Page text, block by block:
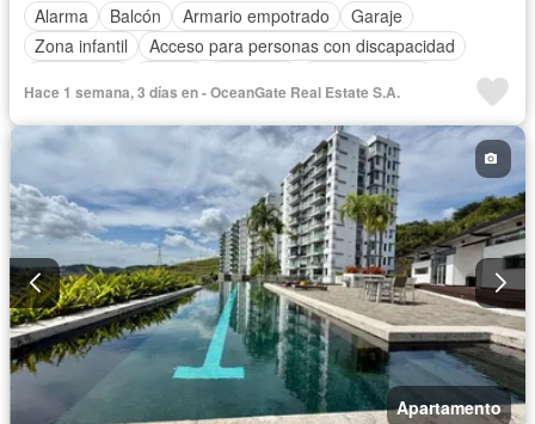
Alarma
Balcón Armario empotrado
Garaje
Zona infantil
Acceso para personas con discapacidad
Ascensor
Gas natural Vista panorámica
Seguridad
Piscina
Hace 1 semana, 3 días en - OceanGate Real Estate S.A.
Apartamento